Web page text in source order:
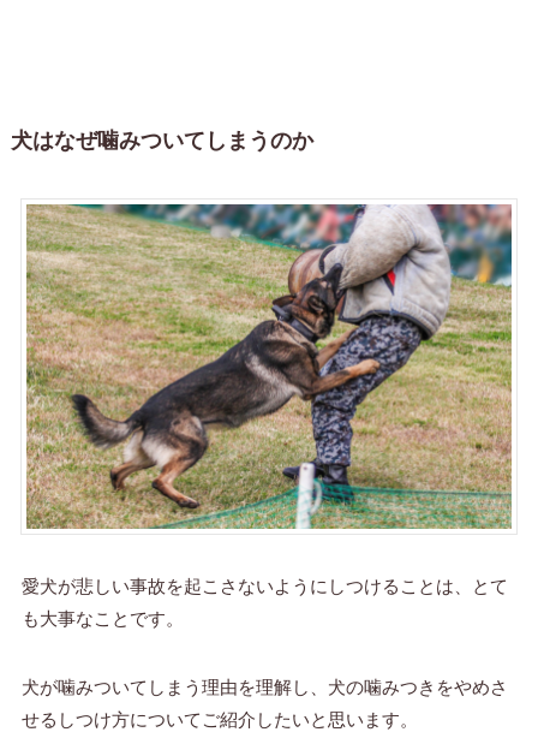
犬はなぜ噛みついてしまうのか
愛犬が悲しい事故を起こさないようにしつけることは、とて
も大事なことです。
犬が噛みついてしまう理由を理解し、犬の噛みつきをやめさ
せるしつけ方についてご紹介したいと思います。